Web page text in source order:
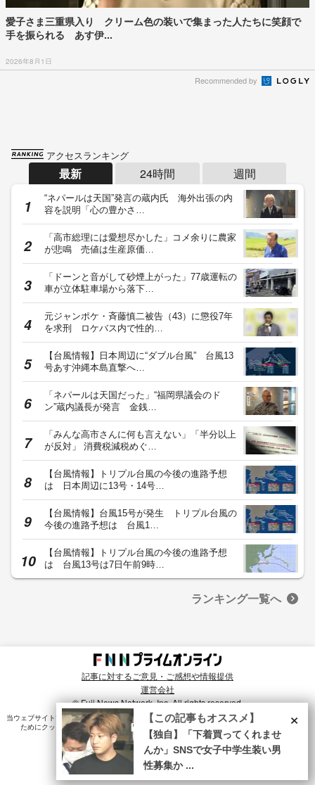
愛子さま三重県入り クリーム色の装いで集まった人たちに笑顔で
手を振られる あす伊...
2026年8月1日
Recommended by
アクセスランキング
最新 24時間 週間
“ネパールは天国”発言の蔵内氏 海外出張の内
容を説明「心の豊かさ…
「高市総理には愛想尽かした」コメ余りに農家
が悲鳴 売値は生産原価…
「ドーンと音がして砂煙上がった」77歳運転の
車が立体駐車場から落下…
元ジャンポケ・斉藤慎二被告（43）に懲役7年
を求刑 ロケバス内で性的…
【台風情報】日本周辺に“ダブル台風” 台風13
号あす沖縄本島直撃へ…
「ネパールは天国だった」“福岡県議会のド
ン”蔵内議長が発言 金銭…
「みんな高市さんに何も言えない」「半分以上
が反対」 消費税減税めぐ…
【台風情報】トリプル台風の今後の進路予想
は 日本周辺に13号・14号…
【台風情報】台風15号が発生 トリプル台風の
今後の進路予想は 台風1…
【台風情報】トリプル台風の今後の進路予想
は 台風13号は7日午前9時…
ランキング一覧へ
記事に対するご意見・ご感想や情報提供
運営会社
© Fuji News Network, Inc. All rights reserved.
当ウェブサイトでは、ユーザのニーズ・興味・関⼼に合致したコンテンツや広告配信を提供する
ためにクッキーを使⽤しています。詳細は、
プライバシーポリシー をご確認ください。×
【この記事もオススメ】
【独自】「下着買ってくれませ
んか」SNSで女子中学生装い男
性募集か ...